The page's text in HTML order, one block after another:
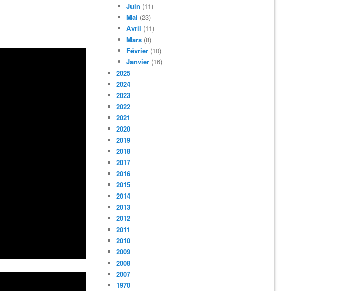
Juin (11)
Mai (23)
Avril (11)
Mars (8)
Février (10)
Janvier (16)
2025
2024
2023
2022
2021
2020
2019
2018
2017
2016
2015
2014
2013
2012
2011
2010
2009
2008
2007
1970